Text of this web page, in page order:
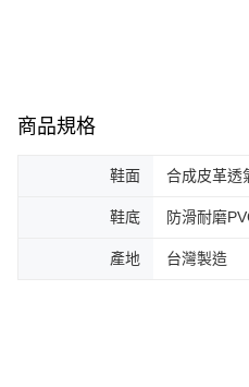
商品規格
鞋面 合成皮革透
鞋底 防滑耐磨
產地 台灣製造